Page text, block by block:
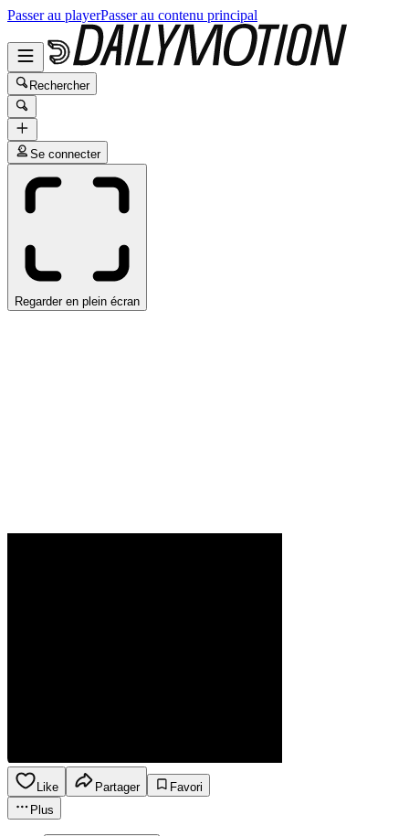
Passer au playerPasser au contenu principal
Rechercher
Se connecter
Regarder en plein écran
Like Partager
Favori
Plus